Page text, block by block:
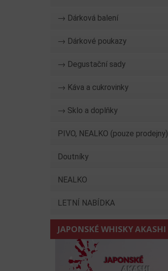
→ Dárková balení
→ Dárkové poukazy
→ Degustační sady
→ Káva a cukrovinky
→ Sklo a doplňky
PIVO, NEALKO (pouze prodejny)
Doutníky
NEALKO
LETNÍ NABÍDKA
JAPONSKÉ WHISKY AKASHI